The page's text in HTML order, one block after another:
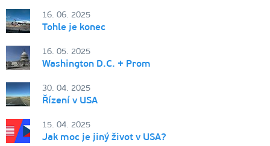
16. 06. 2025
Tohle je konec
16. 05. 2025
Washington D.C. + Prom
30. 04. 2025
Řízení v USA
15. 04. 2025
Jak moc je jiný život v USA?